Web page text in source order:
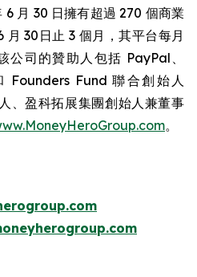
月 30 日擁有超過 270 個商業
30日止 3 個月，其平台每月
公司的贊助人包括 PayPal、
Founders Fund 聯合創始人
、盈科拓展集團創始人兼董事
。